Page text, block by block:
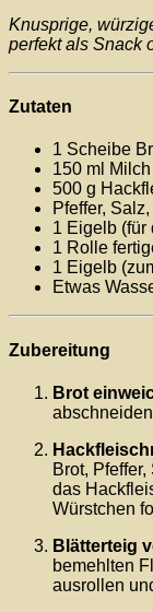
Knusprige,
perfekt als Snack
Zutaten
1 Scheibe
150 ml Milch
500 g
Pfeffer,
1 Eigelb (für
1 Rolle
1 Eigelb
Etwas
Zubereitung
Brot
Brot,
das
Würstchen
Blätterteig
bemehlten
ausrollen